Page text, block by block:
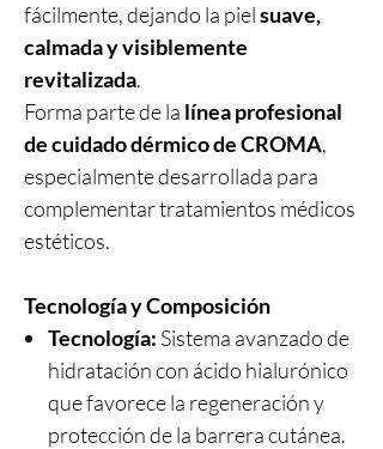
fácilmente, dejando la pielsuave,
calmada y visiblemente
revitalizada.
Forma parte de la línea profesional
de cuidado dérmico de CROMA,
especialmente desarrollada para
complementar tratamientos médicos
estéticos.
Tecnología y Composición
Tecnología: Sistema avanzado de
hidratación con ácido hialurónico
que favorece la regeneración y
protección de la barrera cutánea.